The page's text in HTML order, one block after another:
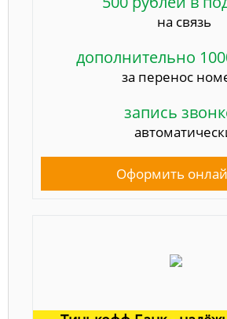
на связь
дополнительно
за перенос
запись
Оформить